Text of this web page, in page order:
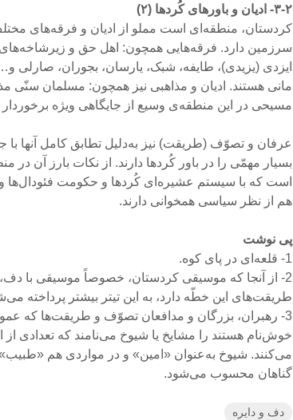
۳-۲- ادیان و باورها
ی کُردها (۲)
کردستان، منطقه‌ای است مملو از ادیان و فرقه‌های
سرزمین دارد. فرقه‌هایی همچون: اهل حق و
ایزدی (یزیدی)، طایفه، شبک‌، یارسان، بجوران، صارلی
مانی هستند. ادیان و مذاهبی نیز همچون: مسلمان
مسیحی در این منطقه‌ی وسیع از جایگاهی ویژه برخوردار
عرفان و تصوّف (طریقت) نیز به‌دلیل تطابق کامل آنها
است که با سیستم عشیره‌ای کُردها و حکومت فئودال‌ها
هم از نظر سیاسی همخوانی دارند.
پی نوشت
1- قلعه‌ای در پای کوه.
2- از آنجا که موسیقی کردستان، خصوصاً موسیقی با دف،
طریقت‌های این خطّه دارد، به این تیتر بیشتر پرداخته
3- رهبران، بزرگان و مدافعان تصوّف و طریقت‌ها که
خوش‌نام هستند را مشایخ یا شیوخ می‌نامند که تعدادی از
می‌کنند. شیوخ به‌عنوان «امین» و در مواردی هم
گناهان محسوب می‌شود.
دف و دایره